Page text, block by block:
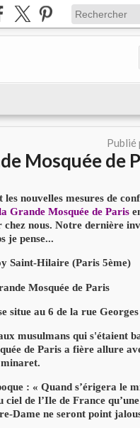
Publié
Mosquée de
nouvelles mesures de
Grande Mosquée de Paris
chez nous. Notre dernière
je pense...
Saint-Hilaire (Paris 5ème)
situe au 6 de la rue Georges
musulmans qui s'étaient
de Paris a fière allure
: « Quand s’érigera le
de l’Ile de France
Dame ne seront point